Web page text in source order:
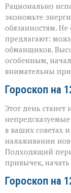
Рационально
экономьте
обязанностям. Не
предлагают:
обманщиков.
особенным,
внимательны
Гороскоп на
Этот день
в ваших советах
налаживании
Подходящий
привычек,
Гороскоп на